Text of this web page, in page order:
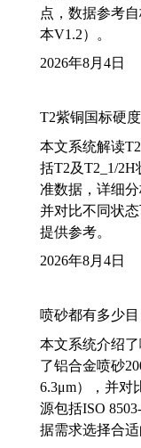
点，数据参考
本V1.2）。
2026年8月4日
T2紫铜国标硬
本文系统解读
括T2及T2_1/2H
准数据，详细
并对比不同状
提供参考。
2026年8月4日
喷砂都有多少目
本文系统介绍
了铝合金喷砂
6.3μm），并对
源包括ISO
据需求选择合适